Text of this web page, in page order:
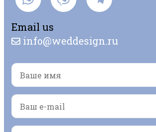
Email us
info@weddesign.ru